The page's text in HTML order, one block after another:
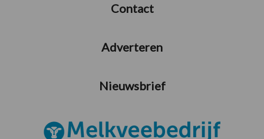
Contact
Adverteren
Nieuwsbrief